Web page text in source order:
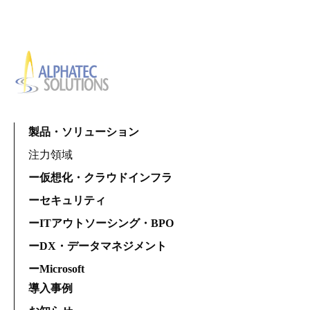
製品・ソリューション
注力領域
ー仮想化・クラウドインフラ
ーセキュリティ
ーITアウトソーシング・BPO
ーDX・データマネジメント
ーMicrosoft
導入事例